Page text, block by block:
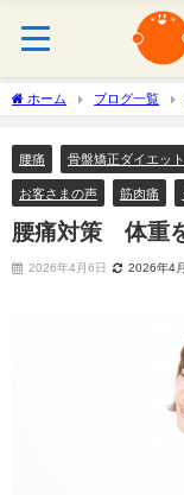
ホーム ブログ一覧
腰痛 骨盤矯正ダイエット
お客さまの声 筋肉痛
腰痛対策 体重
2026年4月6日 2026年4